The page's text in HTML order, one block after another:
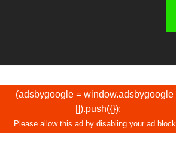
em Berlim: fotos, viagens
(adsbygoogle = window.adsbygoogle ||
[]).push({});